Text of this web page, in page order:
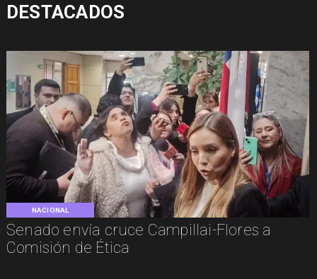
NACIONAL
Senado envía cruce Campillai-Flores a
Comisión de Ética
DESTACADOS